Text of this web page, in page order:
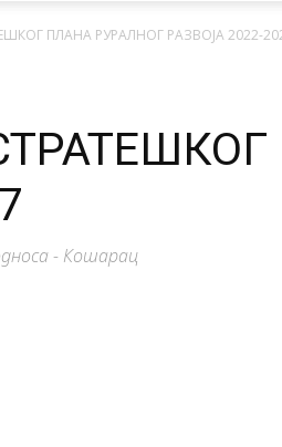
ПЛАНА РУРАЛНОГ РАЗВОЈА 2022-
- Кошарац